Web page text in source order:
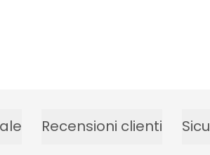
Recensioni clienti